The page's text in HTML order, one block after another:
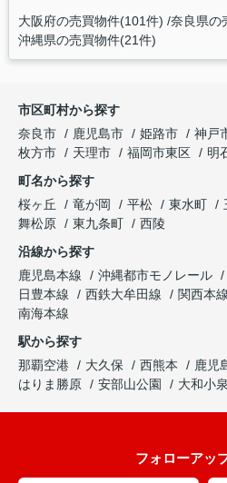
大阪府の売買物件(101件) 奈良県の
沖縄県の売買物件(21件)
市区町村から探す
奈良市
鹿児島市 姫路市 神戸
枚方市
天理市 福岡市東区 明
町名から探す
桜ヶ丘
竜が岡 平松 東水町
舞松原
東九条町
西陵
沿線から探す
鹿児島本線
沖縄都市モノレール
日豊本線
西鉄大牟田線 関西本線
南海本線
駅から探す
那覇空港
大久保 西熊本 鹿児
はりま勝原
安部山公園 大和小泉
フォローアッ